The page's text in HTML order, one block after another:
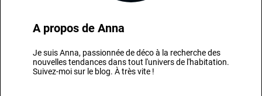
A propos de Anna
Je suis Anna, passionnée de déco à la recherche des
nouvelles tendances dans tout l'univers de l'habitation.
Suivez-moi sur le blog. À très vite !